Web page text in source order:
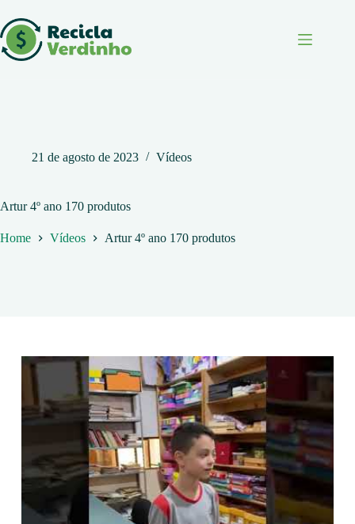
para
o
conteúdo
21 de agosto de 2023 Vídeos
Artur 4º ano 170 produtos
Home Vídeos Artur 4º ano 170 produtos